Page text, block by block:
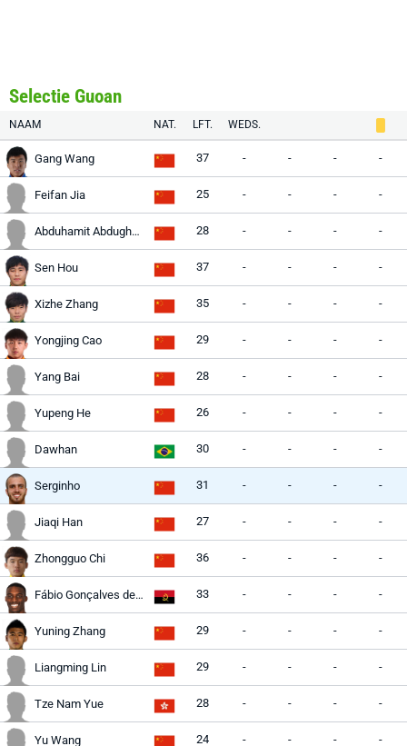
Selectie Guoan
NAAM NAT. LFT. WEDS.
Gang Wang 37 - - - -
Feifan Jia 25 - - - -
Abduhamit Abdugheni 28 - - - -
Sen Hou 37 - - - -
Xizhe Zhang 35 - - - -
Yongjing Cao 29 - - - -
Yang Bai 28 - - - -
Yupeng He 26 - - - -
Dawhan 30 - - - -
Serginho 31 - - - -
Jiaqi Han 27 - - - -
Zhongguo Chi 36 - - - -
Fábio Gonçalves de Abreu 33 - - - -
Yuning Zhang 29 - - - -
Liangming Lin 29 - - - -
Tze Nam Yue 28 - - - -
Yu Wang 24 - - - -